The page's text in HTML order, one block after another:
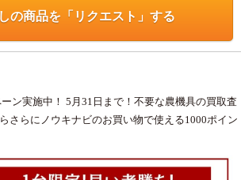
の商品を「リクエスト」する